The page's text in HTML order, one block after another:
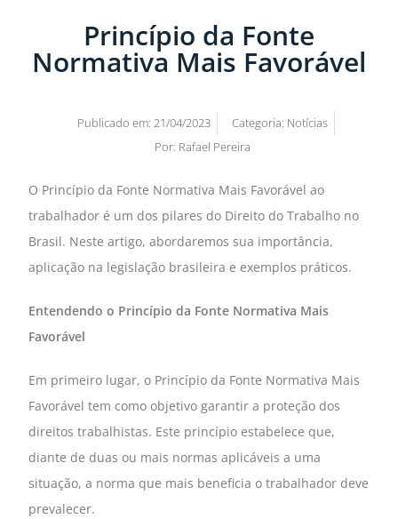
Princípio da Fonte
Normativa Mais Favorável
Publicado em: 21/04/2023 Categoria: Notícias
Por: Rafael Pereira
O Princípio da Fonte Normativa Mais Favorável ao
trabalhador é um dos pilares do Direito do Trabalho no
Brasil. Neste artigo, abordaremos sua importância,
aplicação na legislação brasileira e exemplos práticos.
Entendendo o Princípio da Fonte Normativa Mais
Favorável
Em primeiro lugar, o Princípio da Fonte Normativa Mais
Favorável tem como objetivo garantir a proteção dos
direitos trabalhistas. Este princípio estabelece que,
diante de duas ou mais normas aplicáveis a uma
situação, a norma que mais beneficia o trabalhador deve
prevalecer.